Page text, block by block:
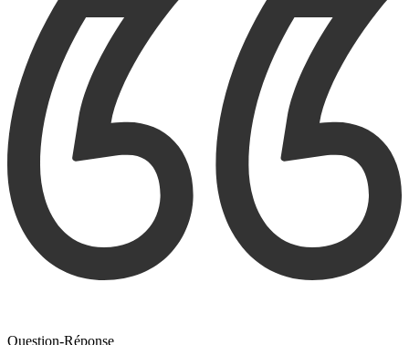
Question-Réponse